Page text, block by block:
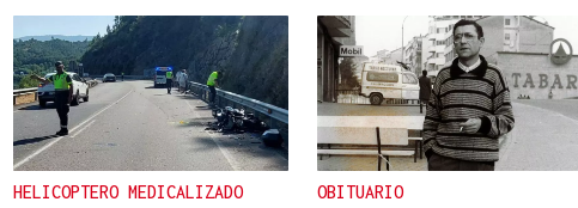
HELICOPTERO MEDICALIZADO OBITUARIO